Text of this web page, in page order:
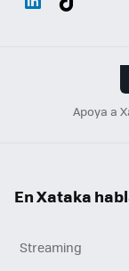
Apoya a
En Xataka
Streaming